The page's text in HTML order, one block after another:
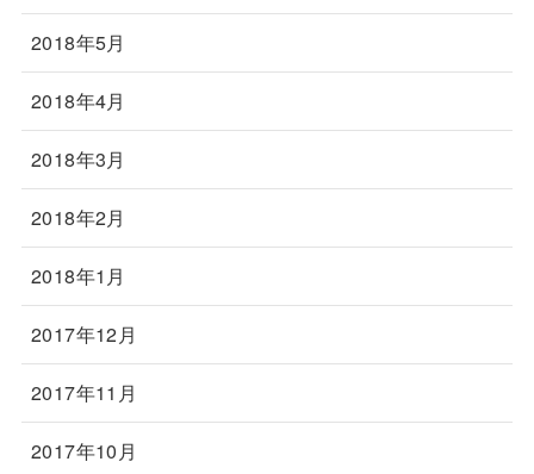
2018年5月
2018年4月
2018年3月
2018年2月
2018年1月
2017年12月
2017年11月
2017年10月